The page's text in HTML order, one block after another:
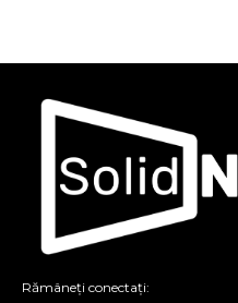
Rămâneți conectați: